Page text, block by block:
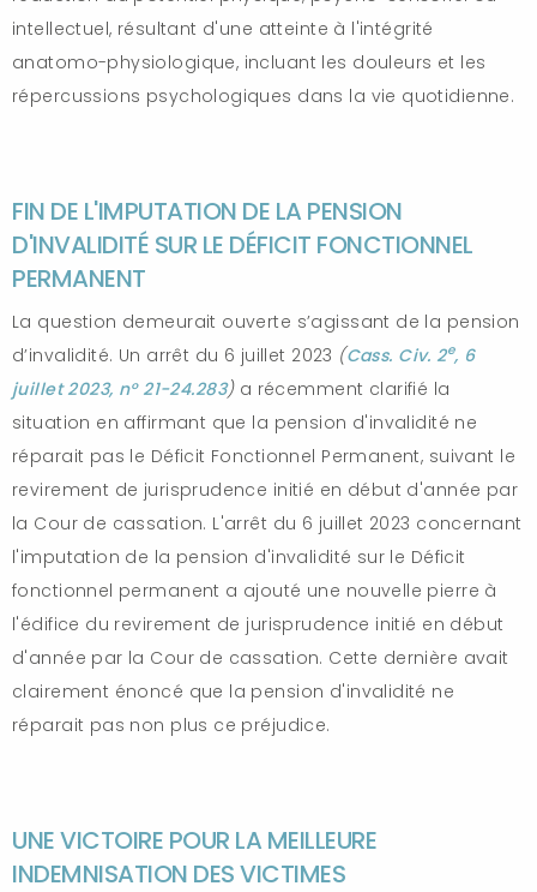
intellectuel, résultant d'une atteinte à l'intégrité
anatomo-physiologique, incluant les douleurs et les
répercussions psychologiques dans la vie quotidienne.
FIN DE L'IMPUTATION DE LA PENSION
D'INVALIDITÉ SUR LE DÉFICIT FONCTIONNEL
PERMANENT
La question demeurait ouverte s’agissant de la pension
d’invalidité. Un arrêt du 6 juillet 2023 (Cass. Civ. 2e, 6
juillet 2023, n°21-24.283) a récemment clarifié la
situation en affirmant que la pension d'invalidité ne
réparait pas le Déficit Fonctionnel Permanent, suivant le
revirement de jurisprudence initié en début d'année par
la Cour de cassation. L'arrêt du 6 juillet 2023 concernant
l'imputation de la pension d'invalidité sur le Déficit
fonctionnel permanent a ajouté une nouvelle pierre à
l'édifice du revirement de jurisprudence initié en début
d'année par la Cour de cassation. Cette dernière avait
clairement énoncé que la pension d'invalidité ne
réparait pas non plus ce préjudice.
UNE VICTOIRE POUR LA MEILLEURE
INDEMNISATION DES VICTIMES